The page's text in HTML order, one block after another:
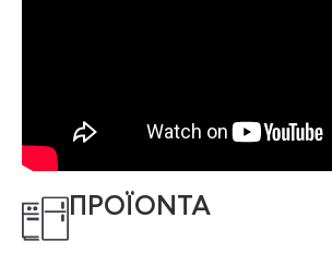
ΠΡΟΪΟΝΤΑ